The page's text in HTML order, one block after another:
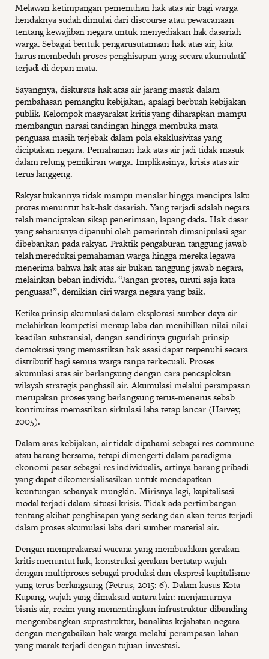
Melawan ketimpangan pemenuhan hak atas air bagi warga
hendaknya sudah dimulai dari discourse atau pewacanaan
tentang kewajiban negara untuk menyediakan hak dasariah
warga. Sebagai bentuk pengarusutamaan hak atas air, kita
harus membedah proses penghisapan yang secara akumulatif
terjadi di depan mata.
Sayangnya, diskursus hak atas air jarang masuk dalam
pembahasan pemangku kebijakan, apalagi berbuah kebijakan
publik. Kelompok masyarakat kritis yang diharapkan mampu
membangun narasi tandingan hingga membuka mata
penguasa masih terjebak dalam pola eksklusivitas yang
diciptakan negara. Pemahaman hak atas air jadi tidak masuk
dalam relung pemikiran warga. Implikasinya, krisis atas air
terus langgeng.
Rakyat bukannya tidak mampu menalar hingga mencipta laku
protes menuntut hak-hak dasariah. Yang terjadi adalah negara
telah menciptakan sikap penerimaan, lapang dada. Hak dasar
yang seharusnya dipenuhi oleh pemerintah dimanipulasi agar
dibebankan pada rakyat. Praktik pengaburan tanggung jawab
telah mereduksi pemahaman warga hingga mereka legawa
menerima bahwa hak atas air bukan tanggung jawab negara,
melainkan beban individu. “Jangan protes, turuti saja kata
penguasa!”, demikian ciri warga negara yang baik.
Ketika prinsip akumulasi dalam eksplorasi sumber daya air
melahirkan kompetisi meraup laba dan menihilkan nilai-nilai
keadilan substansial, dengan sendirinya gugurlah prinsip
demokrasi yang memastikan hak asasi dapat terpenuhi secara
distributif bagi semua warga tanpa terkecuali. Proses
akumulasi atas air berlangsung dengan cara pencaplokan
wilayah strategis penghasil air. Akumulasi melalui perampasan
merupakan proses yang berlangsung terus-menerus sebab
kontinuitas memastikan sirkulasi laba tetap lancar (Harvey,
2005).
Dalam aras kebijakan, air tidak dipahami sebagai res commune
atau barang bersama, tetapi dimengerti dalam paradigma
ekonomi pasar sebagai res individualis, artinya barang pribadi
yang dapat dikomersialisasikan untuk mendapatkan
keuntungan sebanyak mungkin. Mirisnya lagi, kapitalisasi
modal terjadi dalam situasi krisis. Tidak ada pertimbangan
tentang akibat penghisapan yang sedang dan akan terus terjadi
dalam proses akumulasi laba dari sumber material air.
Dengan memprakarsai wacana yang membuahkan gerakan
kritis menuntut hak, konstruksi gerakan bertatap wajah
dengan multiproses sebagai produksi dan ekspresi kapitalisme
yang terus berlangsung (Petrus, 2015: 6). Dalam kasus Kota
Kupang, wajah yang dimaksud antara lain: menjamurnya
bisnis air, rezim yang mementingkan infrastruktur dibanding
mengembangkan suprastruktur, banalitas kejahatan negara
dengan mengabaikan hak warga melalui perampasan lahan
yang marak terjadi dengan tujuan investasi.